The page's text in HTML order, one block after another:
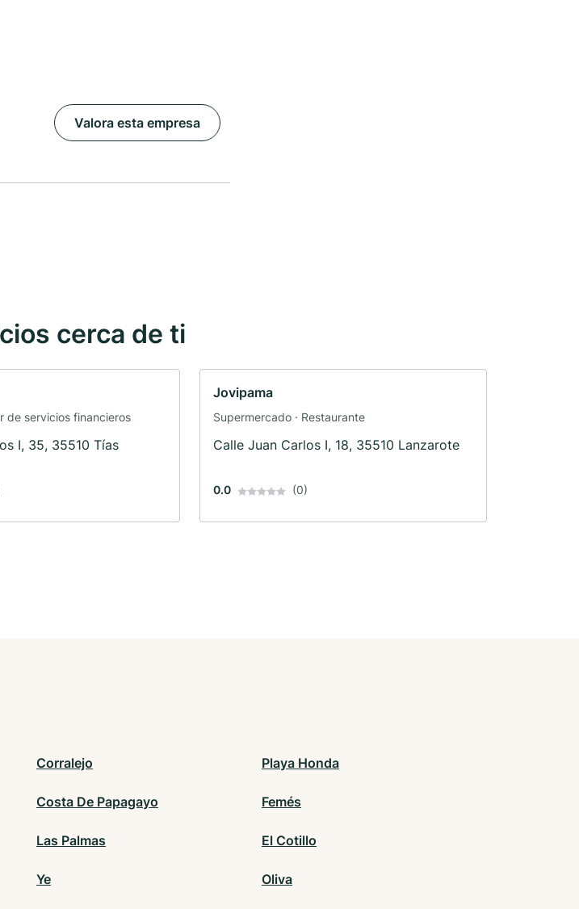
Valora esta empresa
cerca de ti
de servicios financieros
I, 35, 35510 Tías
Jovipama
Supermercado · Restaurante
Calle Juan Carlos I, 18, 35510 Lanzarote
0.0 (0)
Corralejo Playa Honda
Costa De Papagayo Femés
Las Palmas El Cotillo
Ye Oliva